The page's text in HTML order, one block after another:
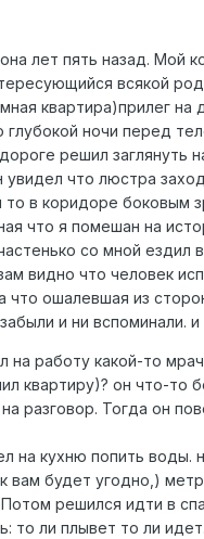
лет пять назад. Мой
всякой
квартира)прилег на
ночи перед
решил заглянуть
что люстра
то в коридоре боковым
что я помешан на
со мной ездил
видно что человек
ошалевшая из
и ни вспоминали. и
работу какой-то
квартиру)? он что-то
разговор. Тогда он
на кухню попить воды.
вам будет угодно,)
решился идти в
ли плывет то ли